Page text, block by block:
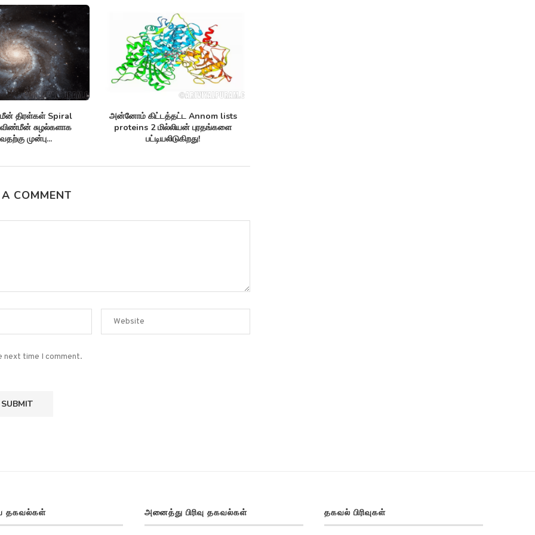
Annom lists
2 மில்லியன் புரதங்களை
பட்டியலிடுகிறது!
ஒரு தொலைத்தொடர்பு கேபிள் Monitor
arctic sea ice ஆர்க்டிக்கில் கடல்...
COMMENT
next time I comment.
தகவல்கள் அனைத்து பிரிவு தகவல்கள் தகவல் பிரிவுகள்